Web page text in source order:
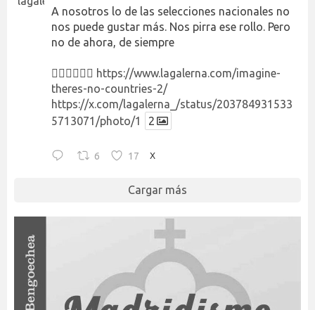
A nosotros lo de las selecciones nacionales no
nos puede gustar más. Nos pirra ese rollo. Pero
no de ahora, de siempre
👉🏻👉🏻👉🏻 https://www.lagalerna.com/imagine-
theres-no-countries-2/
https://x.com/lagalerna_/status/203784931533
5713071/photo/1
2
6 17 X
Cargar más